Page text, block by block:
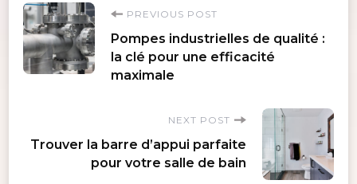
Post
Navigation
PREVIOUS POST
Pompes industrielles de qualité :
la clé pour une efficacité
maximale
NEXT POST
Trouver la barre d’appui parfaite
pour votre salle de bain